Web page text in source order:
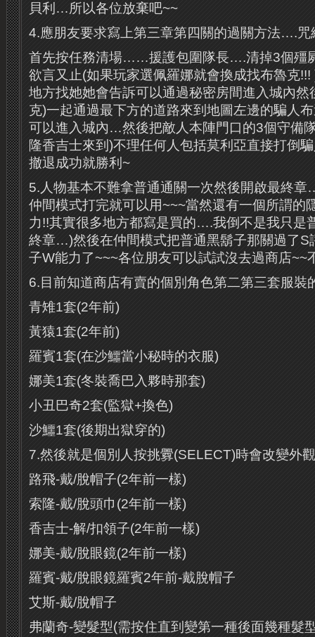
貝利…所以各位放棄吧~~
4.應朋友要求寫上第三章第四關的過關方法….咒
首先按任務清場……援護包圍隊長….清掉3個殭
欲言又止(如果玩家選佩羅娜就會換成找布魯克
地方找她她會告訴可以通過秘密房間進入城內然
克)一起通過最下方的道路來到地圖左邊的騙人
可以進入城內…然後把敵人本陣門口的3個守備
隆香吉士來到)不理任何人包括莫利亞直接打倒
撤退成功就勝利~
5.人物基本不難拿普通通關一次然後開啟最終
仲間模式打完就可以用~~~當然還有一個所謂的
力!!其實很多地方都寫是買的….我倒不是我只是
終章…)然後在仲間模式把普通黑鬍子那關過了S
子W能力了~~~各位朋友可以試試沒去過商店~~
6.目前知道商店有賣的個別角色第二第三套服
青雉1套(2年前)
黃猿1套(2年前)
羅賓1套(在沙鱷當小秘時的衣服)
娜美1套(冬裝喬巴入夥時那套)
小丑巴奇2套(監獄+換色)
沙鱷1套(後期出獄穿的)
7.然後就是個別人按挑釁(SELECT)時會改變外
路飛-戴/脫帽子(2年前一樣)
索隆-戴/脫頭巾(2年前一樣)
香吉士-解/扣領子(2年前一樣)
娜美-戴/脫眼鏡(2年前一樣)
羅賓-戴/脫眼鏡羅賓2年前-戴脫帽子
艾斯-戴/脫帽子
弗蘭奇-變髮型(需按住直到變第一種後面幾種髮